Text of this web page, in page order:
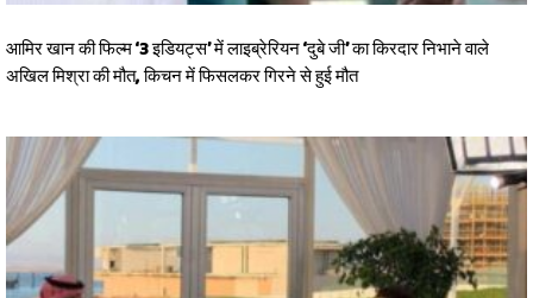
आमिर खान की फिल्म ‘3 इडियट्स’ में लाइब्रेरियन ‘दुबे जी’ का किरदार निभाने वाले
अखिल मिश्रा की मौत, किचन में फिसलकर गिरने से हुई मौत